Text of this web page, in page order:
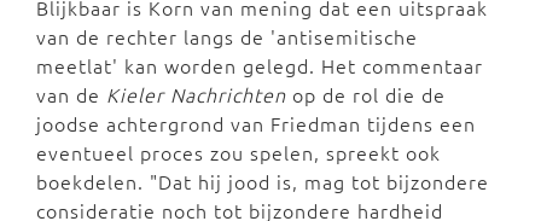
Blijkbaar is Korn van mening dat een uitspraak
van de rechter langs de 'antisemitische
meetlat' kan worden gelegd. Het commentaar
van de Kieler Nachrichten op de rol die de
joodse achtergrond van Friedman tijdens een
eventueel proces zou spelen, spreekt ook
boekdelen. "Dat hij jood is, mag tot bijzondere
consideratie noch tot bijzondere hardheid